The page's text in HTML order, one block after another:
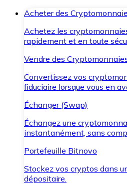
Acheter des
Achetez les
rapidement et en toute
Vendre des
Convertissez vos
fiduciaire lorsque vous en
Échanger (Swap)
Échangez une
instantanément, sans
Portefeuille Bitnovo
Stockez vos cryptos dans
dépositaire.